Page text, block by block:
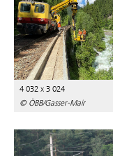
4 032 x 3 024
© ÖBB/Gasser-Mair